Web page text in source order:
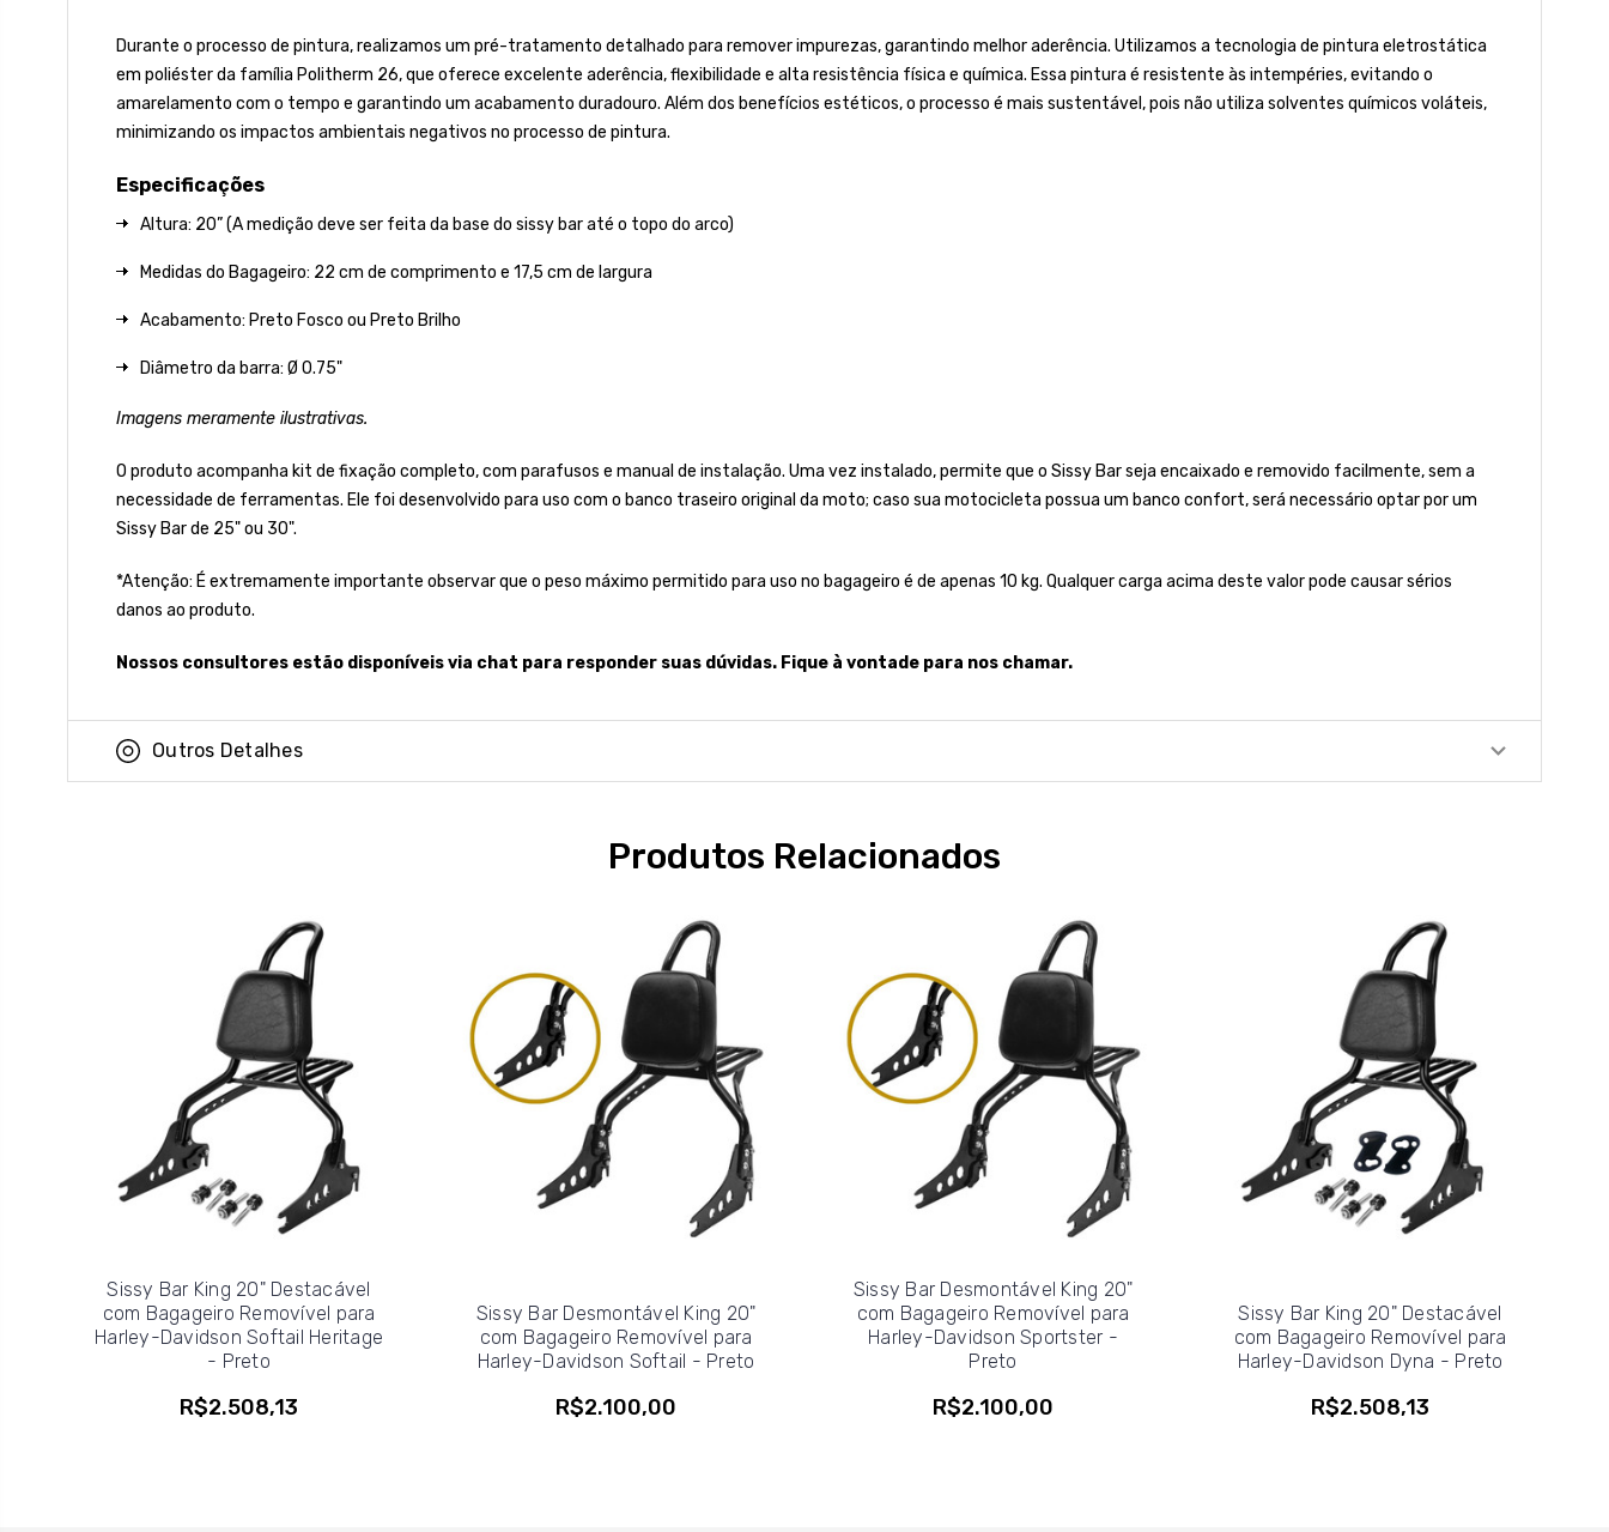
Durante o processo de pintura, realizamos um pré-tratamento detalhado para remover impurezas, garantindo melhor aderência. Utilizamos a tecnologia de pintura eletrostática
em poliéster da família Politherm 26, que oferece excelente aderência, flexibilidade e alta resistência física e química. Essa pintura é resistente às intempéries, evitando o
amarelamento com o tempo e garantindo um acabamento duradouro. Além dos benefícios estéticos, o processo é mais sustentável, pois não utiliza solventes químicos voláteis,
minimizando os impactos ambientais negativos no processo de pintura.
Especificações
Altura: 20” (A medição deve ser feita da base do sissy bar até o topo do arco)
Medidas do Bagageiro: 22 cm de comprimento e 17,5 cm de largura
Acabamento: Preto Fosco ou Preto Brilho
Diâmetro da barra: Ø 0.75"
Imagens meramente ilustrativas.
O produto acompanha kit de fixação completo, com parafusos e manual de instalação. Uma vez instalado, permite que o Sissy Bar seja encaixado e removido facilmente, sem a
necessidade de ferramentas. Ele foi desenvolvido para uso com o banco traseiro original da moto; caso sua motocicleta possua um banco confort, será necessário optar por um
Sissy Bar de 25" ou 30".
*Atenção: É extremamente importante observar que o peso máximo permitido para uso no bagageiro é de apenas 10 kg. Qualquer carga acima deste valor pode causar sérios
danos ao produto.
Nossos consultores estão disponíveis via chat para responder suas dúvidas. Fique à vontade para nos chamar.
Outros Detalhes
Produtos Relacionados
Sissy Bar King 20" Destacável
com Bagageiro Removível para
Harley-Davidson Softail Heritage
- Preto
R$2.508,13
Sissy Bar Desmontável King 20"
com Bagageiro Removível para
Harley-Davidson Softail - Preto
R$2.100,00
Sissy Bar Desmontável King 20"
com Bagageiro Removível para
Harley-Davidson Sportster -
Preto
R$2.100,00
Sissy Bar King 20" Destacável
com Bagageiro Removível para
Harley-Davidson Dyna - Preto
R$2.508,13